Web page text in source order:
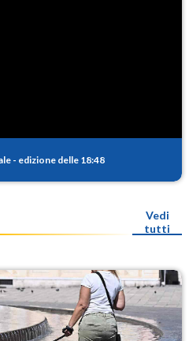
- edizione delle 18:48
Vedi
tutti